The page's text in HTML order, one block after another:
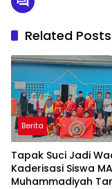
Related Posts
Berita
Tapak Suci Jadi
Kaderisasi Siswa MA
Muhammadiyah